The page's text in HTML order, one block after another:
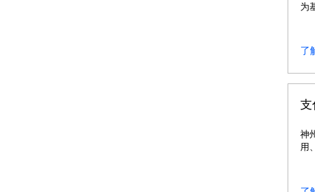
为
了
支
神
用